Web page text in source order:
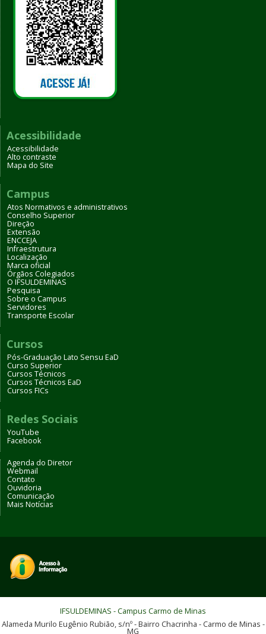
Acessibilidade
Acessibilidade
Alto contraste
Mapa do Site
Campus
Atos Normativos e administrativos
Conselho Superior
Direção
Extensão
ENCCEJA
Infraestrutura
Localização
Marca oficial
Órgãos Colegiados
O IFSULDEMINAS
Pesquisa
Sobre o Campus
Servidores
Transporte Escolar
Cursos
Pós-Graduação Lato Sensu EaD
Curso Superior
Cursos Técnicos
Cursos Técnicos EaD
Cursos FICs
Redes Sociais
YouTube
Facebook
Agenda do Diretor
Webmail
Contato
Ouvidoria
Comunicação
Mais Notícias
IFSULDEMINAS - Campus Carmo de Minas
Alameda Murilo Eugênio Rubião, s/nº - Bairro Chacrinha - Carmo de Minas -
MG